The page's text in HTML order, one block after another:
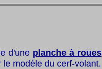
d'une planche à roues
modèle du cerf-volant.